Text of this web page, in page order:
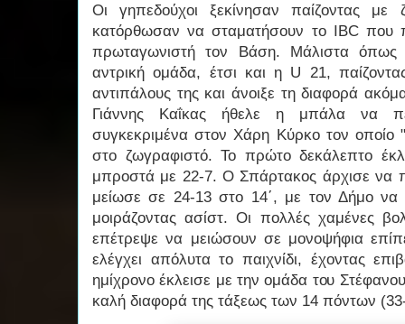
Οι γηπεδούχοι ξεκίνησαν παίζοντας
κατόρθωσαν να σταματήσουν το IBC που
πρωταγωνιστή τον Βάση. Μάλιστα όπως
αντρική ομάδα, έτσι και η U 21,
αντιπάλους της και άνοιξε τη διαφορά
Γιάννης Καΐκας ήθελε η μπάλα να
συγκεκριμένα στον Χάρη Κύρκο τον οποίο
στο ζωγραφιστό. Το πρώτο δεκάλεπτο
μπροστά με 22-7. Ο Σπάρτακος άρχισε να
μείωσε σε 24-13 στο 14΄, με τον Δήμο να
μοιράζοντας ασίστ. Οι πολλές χαμένες
επέτρεψε να μειώσουν σε μονοψήφια
ελέγχει απόλυτα το παιχνίδι, έχοντας
ημίχρονο έκλεισε με την ομάδα του
καλή διαφορά της τάξεως των 14 πόντων